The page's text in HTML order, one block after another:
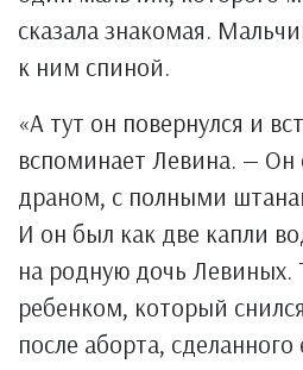
сказала знакомая.
к ним спиной.
«А тут он повернулся и
вспоминает Левина. — Он
драном, с полными
И он был как две капли
на родную дочь Левиных.
ребенком, который
после аборта,